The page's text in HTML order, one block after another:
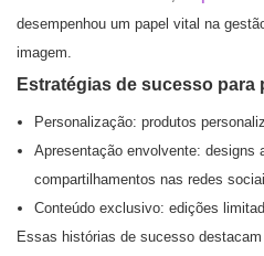
desempenhou um papel vital na
imagem.
Estratégias de sucesso para
Personalização: produtos
Apresentação envolvente: designs
compartilhamentos nas redes
Conteúdo exclusivo: edições
Essas histórias de sucesso